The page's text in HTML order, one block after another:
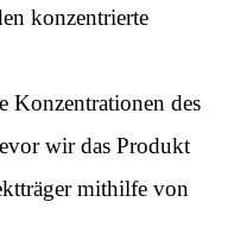
konzentrierte
Konzentrationen des
wir das Produkt
mithilfe von